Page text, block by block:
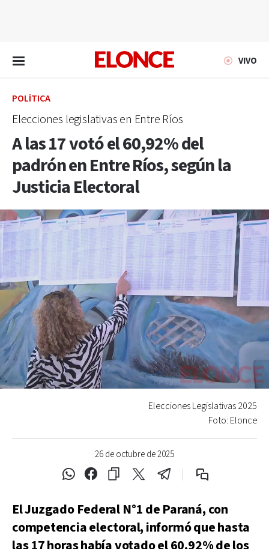
VIVO
POLÍTICA
Elecciones legislativas en Entre Ríos
A las 17 votó el 60,92% del
padrón en Entre Ríos, según la
Justicia Electoral
26 de octubre de 2025
Elecciones Legislativas 2025
Foto: Elonce
El Juzgado Federal N°1 de Paraná, con
competencia electoral, informó que hasta
las 17 horas había votado el 60,92% de los